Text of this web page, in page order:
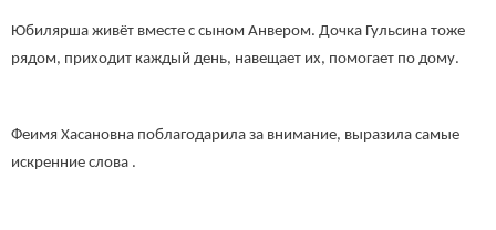
Юбилярша живёт вместе с сыном Анвером. Дочка Гульсина тоже
рядом, приходит каждый день, навещает их, помогает по дому.
Феимя Хасановна поблагодарила за внимание, выразила самые
искренние слова .